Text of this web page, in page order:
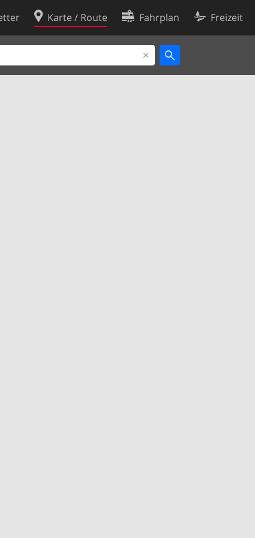
Karte / Route Fahrplan Freizeit
Cookie-Richtlinie
Cookie-Einstellungen